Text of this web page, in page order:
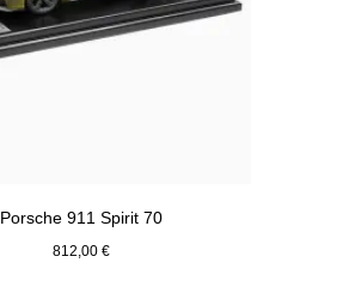
Porsche 911 Spirit 70
812,00 €